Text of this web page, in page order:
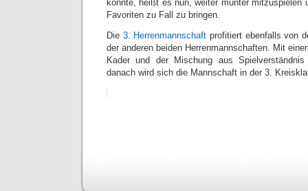
konnte, heißt es nun, weiter munter mitzuspielen
Favoriten zu Fall zu bringen.
Die 3. Herrenmannschaft profitiert ebenfalls von
der anderen beiden Herrenmannschaften. Mit
Kader und der Mischung aus
danach wird sich die Mannschaft in der 3.